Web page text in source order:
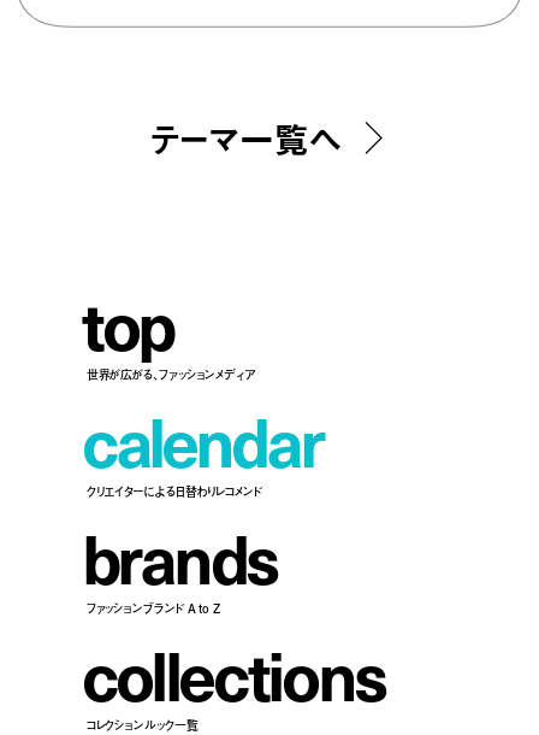
テーマ一覧へ
top
世界が広がる、ファッションメディア
calendar
クリエイターによる日替わりレコメンド
brands
ファッションブランド A to Z
collections
コレクションルック一覧